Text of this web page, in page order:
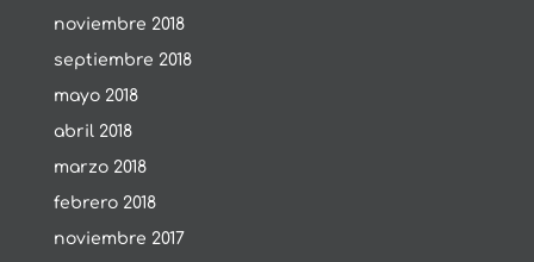
noviembre 2018
septiembre 2018
mayo 2018
abril 2018
marzo 2018
febrero 2018
noviembre 2017